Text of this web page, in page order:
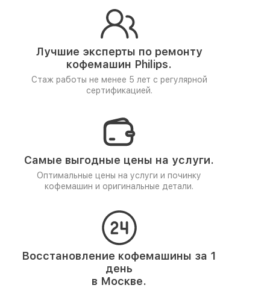
Лучшие эксперты по ремонту
кофемашин Philips.
Стаж работы не менее 5 лет с регулярной
сертификацией.
Самые выгодные цены на услуги.
Оптимальные цены на услуги и починку
кофемашин и оригинальные детали.
Восстановление кофемашины за 1
день
в Москве.